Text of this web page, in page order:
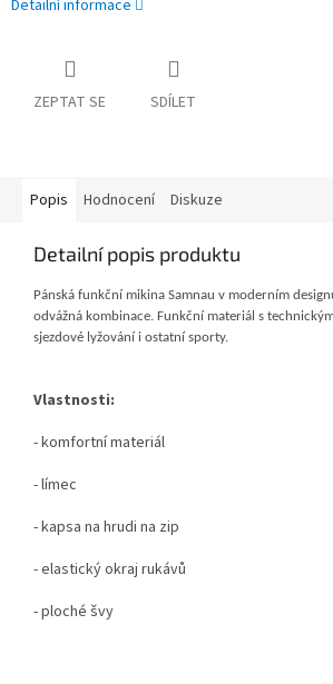
Detailní informace
ZEPTAT SE SDÍLET
Popis Hodnocení Diskuze
Detailní popis produktu
Pánská funkční mikina Samnau v moderním
odvážná kombinace. Funkční materiál s
sjezdové lyžování i ostatní sporty.
Vlastnosti:
- komfortní materiál
- límec
- kapsa na hrudi na zip
- elastický okraj rukávů
- ploché švy